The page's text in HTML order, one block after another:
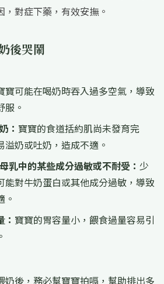
，對症下藥，有效安撫。
後哭鬧
寶可能在喝奶時吞入過多空氣，導致
服。
： 寶寶的食道括約肌尚未發育完
溢奶或吐奶，造成不適。
乳中的某些成分過敏或不耐受： 少
能對牛奶蛋白或其他成分過敏，導致
。
寶寶的胃容量小，餵食過量容易引
奶後，務必幫寶寶拍嗝，幫助排出多